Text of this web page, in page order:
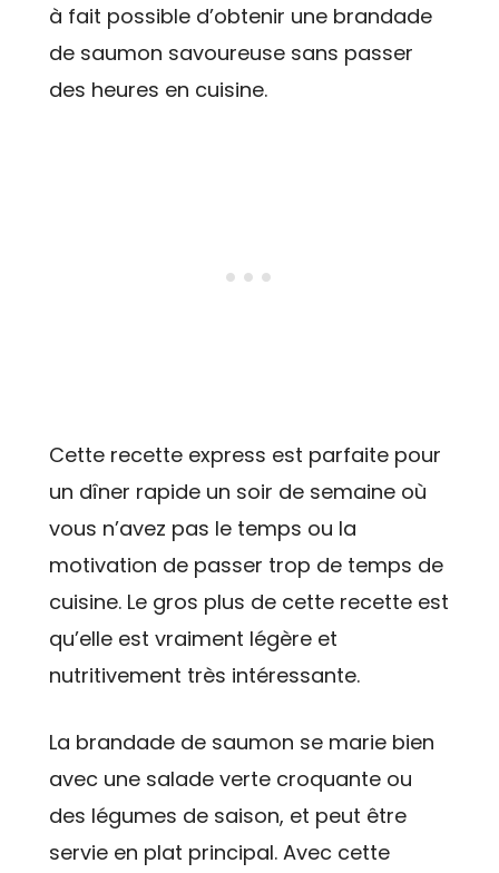
à fait possible d’obtenir une brandade
de saumon savoureuse sans passer
des heures en cuisine.
Cette recette express est parfaite pour
un dîner rapide un soir de semaine où
vous n’avez pas le temps ou la
motivation de passer trop de temps de
cuisine. Le gros plus de cette recette est
qu’elle est vraiment légère et
nutritivement très intéressante.
La brandade de saumon se marie bien
avec une salade verte croquante ou
des légumes de saison, et peut être
servie en plat principal. Avec cette